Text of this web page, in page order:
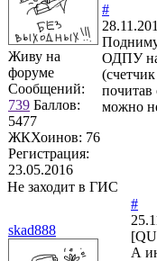
Живу на
форуме
Сообщений:
739 Баллов:
5477
ЖКХоинов: 76
Регистрация:
23.05.2016
#
ОДПУ на
можно
Не заходит в ГИС
skad888
#
А